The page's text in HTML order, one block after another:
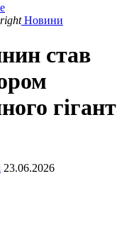
Новини
став
23.06.2026